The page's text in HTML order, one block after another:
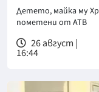
Детето, майка му
пометени от АТВ
26 август |
16:44